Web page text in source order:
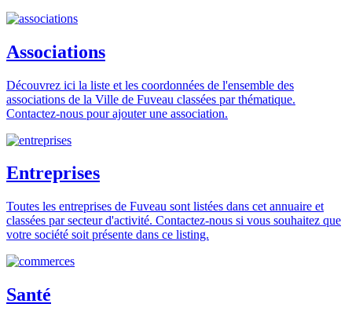
Associations
Découvrez ici la liste et les coordonnées de l'ensemble des
associations de la Ville de Fuveau classées par thématique.
Contactez-nous pour ajouter une association.
Entreprises
Toutes les entreprises de Fuveau sont listées dans cet annuaire et
classées par secteur d'activité. Contactez-nous si vous souhaitez que
votre société soit présente dans ce listing.
Santé